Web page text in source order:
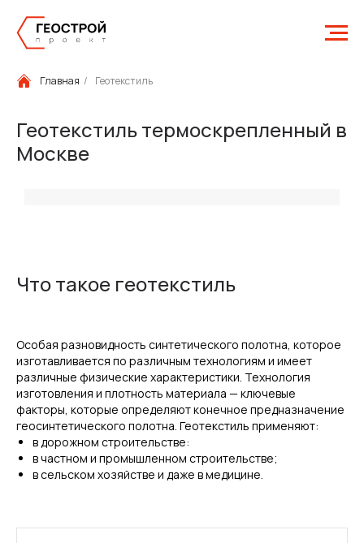
Главная / Геотекстиль
Геотекстиль термоскрепленный в
Москве
Что такое геотекстиль
Особая разновидность синтетического полотна, которое
изготавливается по различным технологиям и имеет
различные физические характеристики. Технология
изготовления и плотность материала — ключевые
факторы, которые определяют конечное предназначение
геосинтетического полотна. Геотекстиль применяют:
в дорожном строительстве:
в частном и промышленном строительстве;
в сельском хозяйстве и даже в медицине.